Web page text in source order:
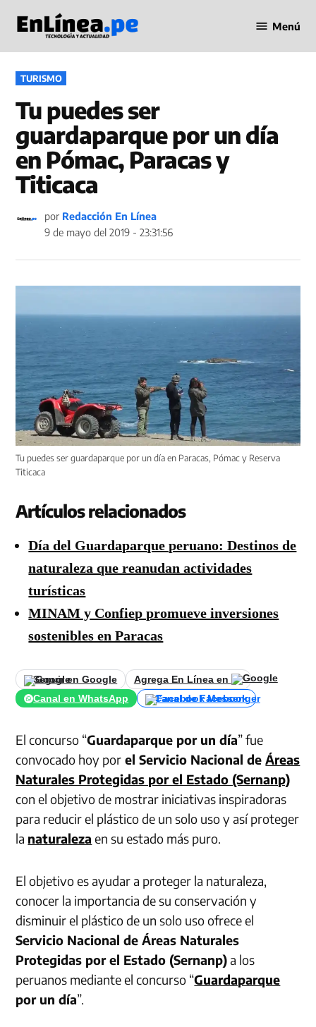
contenido
en Línea
Menú
PUBLICADO
EN
TURISMO
Tu puedes ser
guardaparque por un día
en Pómac, Paracas y
Titicaca
por Redacción En Línea
9 de mayo del 2019 - 23:31:56
Tu puedes ser guardaparque por un día en Paracas, Pómac y Reserva
Titicaca
Artículos relacionados
Día del Guardaparque peruano: Destinos de
naturaleza que reanudan actividades
turísticas
MINAM y Confiep promueve inversiones
sostenibles en Paracas
Seguir en Google
Agrega En Línea en
Canal en WhatsApp
Canal de Facebook
El concurso “Guardaparque por un día” fue
convocado hoy por el Servicio Nacional deÁreas
Naturales Protegidas por el Estado (Sernanp)
con el objetivo de mostrar iniciativas inspiradoras
para reducir el plástico de un solo uso y así proteger
la naturaleza en su estado más puro.
El objetivo es ayudar a proteger la naturaleza,
conocer la importancia de su conservación y
disminuir el plástico de un solo uso ofrece el
Servicio Nacional de Áreas Naturales
Protegidas por el Estado (Sernanp)a los
peruanos mediante el concurso “Guardaparque
por un día”.